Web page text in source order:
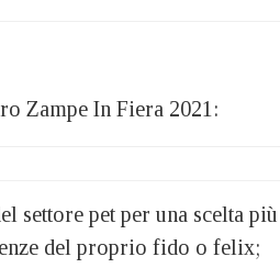
Zampe In Fiera 2021:
settore pet per una scelta più
del proprio fido o felix;